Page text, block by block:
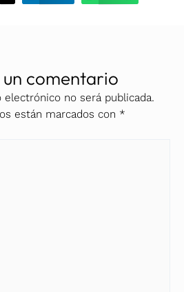
un comentario
no será publicada.
están marcados con *